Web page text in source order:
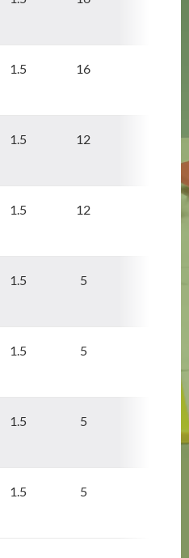
1.5 16
1.5 12
1.5 12
1.5 5
1.5 5
1.5 5
1.5 5